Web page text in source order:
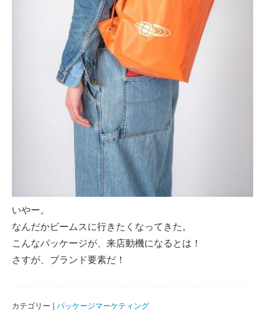
いやー。
なんだかビームスに行きたくなってきた。
こんなパッケージが、来店動機になるとは！
さすが、ブランド要素だ！
カテゴリー | パッケージマーケティング